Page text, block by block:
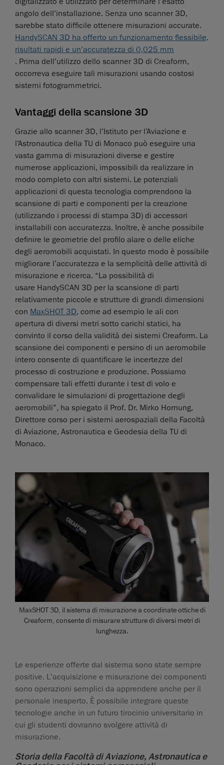
angolo dell’installazione. Senza uno scanner 3D,
sarebbe stato difficile ottenere misurazioni accurate.
HandySCAN 3D ha offerto un funzionamento flessibile,
risultati rapidi e un’accuratezza di 0,025 mm
. Prima dell’utilizzo dello scanner 3D di Creaform,
occorreva eseguire tali misurazioni usando costosi
sistemi fotogrammetrici.
Vantaggi della scansione 3D
Grazie allo scanner 3D, l’Istituto per l’Aviazione e
l’Astronautica della TU di Monaco può eseguire una
vasta gamma di misurazioni diverse e gestire
numerose applicazioni, impossibili da realizzare in
modo completo con altri sistemi. Le potenziali
applicazioni di questa tecnologia comprendono la
scansione di parti e componenti per la creazione
(utilizzando i processi di stampa 3D) di accessori
installabili con accuratezza. Inoltre, è anche possibile
definire le geometrie del profilo alare o delle eliche
degli aeromobili acquistati. In questo modo è possibile
migliorare l’accuratezza e la semplicità delle attività di
misurazione e ricerca. “La possibilità di
usare HandySCAN 3D per la scansione di parti
relativamente piccole e strutture di grandi dimensioni
con MaxSHOT 3D, come ad esempio le ali con
apertura di diversi metri sotto carichi statici, ha
convinto il corso della validità dei sistemi Creaform. La
scansione dei componenti e persino di un aeromobile
intero consente di quantificare le incertezze del
processo di costruzione e produzione. Possiamo
compensare tali effetti durante i test di volo e
convalidare le simulazioni di progettazione degli
aeromobili”, ha spiegato il Prof. Dr. Mirko Hornung,
Direttore corso per i sistemi aerospaziali della Facoltà
di Aviazione, Astronautica e Geodesia della TU di
Monaco.
MaxSHOT 3D, il sistema di misurazione a coordinate ottiche di
Creaform, consente di misurare strutture di diversi metri di
lunghezza.
Le esperienze offerte dal sistema sono state sempre
positive. L’acquisizione e misurazione dei componenti
sono operazioni semplici da apprendere anche per il
personale inesperto. È possibile integrare queste
tecnologie anche in un futuro tirocinio universitario in
cui gli studenti dovranno svolgere attività di
misurazione.
Storia della Facoltà di Aviazione, Astronautica e